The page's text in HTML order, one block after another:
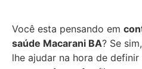
Você esta pensando em
saúde Macarani BA? Se
lhe ajudar na hora de